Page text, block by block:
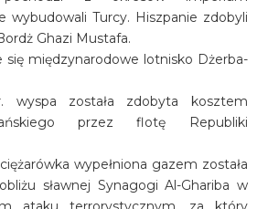
wybudowali Turcy. Hiszpanie zdobyli
Ghazi Mustafa.
się międzynarodowe lotnisko Dżerba-
wyspa została zdobyta kosztem
przez flotę Republiki
wypełniona gazem została
sławnej Synagogi Al-Ghariba w